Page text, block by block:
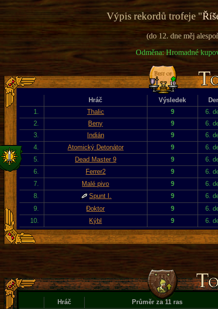
Výpis rekordů trofeje "
(do 12. dne měj
Odměna: Hromadné
Hráč Výsledek
1.
Thalic 9
6.
2.
Beny 9
6.
3.
Indián 9
6.
4.
Atomický Detonátor 9
6.
5.
Dead Master 9 9
6.
6.
Ferrer2 9
6.
7.
Malé pivo 9
6.
8.
Spunt I. 9
6.
9.
Đoktor 9
6.
10.
Kýbl 9 6.
Hráč Průměr za 11 ras